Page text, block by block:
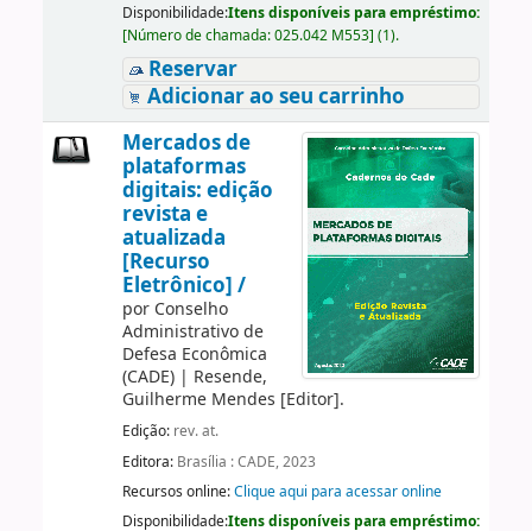
Disponibilidade:Itens disponíveis para empréstimo:
[Número de chamada:025.042 M553] (1).
Reservar
Adicionar ao seu carrinho
Mercados de
plataformas
digitais: edição
revista e
atualizada
[Recurso
Eletrônico] /
por Conselho
Administrativo de
Defesa Econômica
(CADE)| Resende,
Guilherme Mendes [Editor].
Edição: rev. at.
Editora: Brasília : CADE, 2023
Recursos online:Clique aqui para acessar online
Disponibilidade:Itens disponíveis para empréstimo: